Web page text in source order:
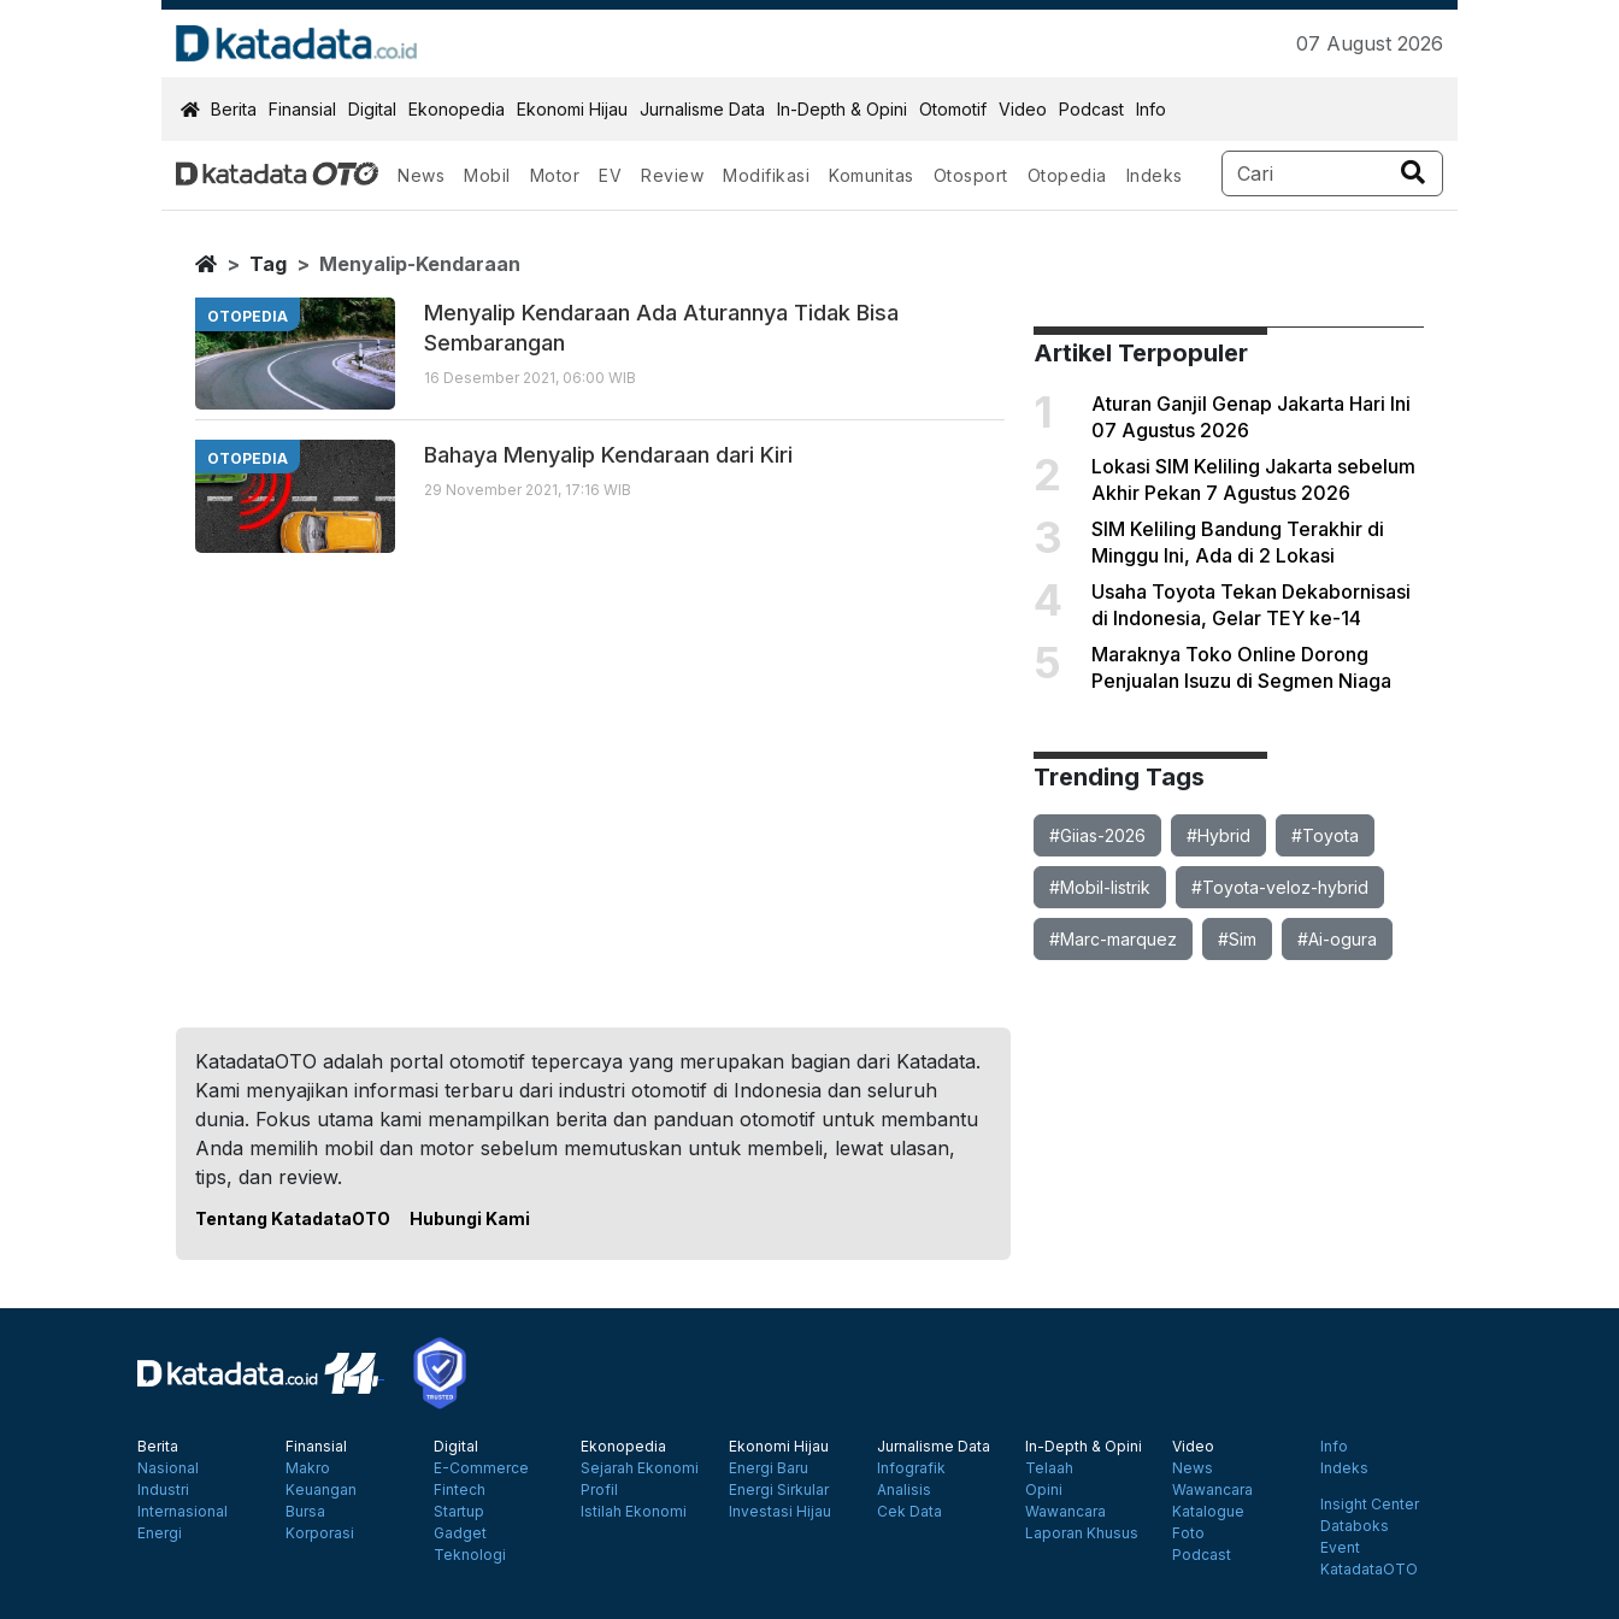
07 August 2026
KatadataOTO
Berita Finansial Digital Ekonopedia Ekonomi Hijau Jurnalisme Data In-Depth & Opini Otomotif Video Podcast Info
News Mobil Motor EV Review Modifikasi Komunitas Otosport Otopedia Indeks
Menyalip Kendaraan
Berita Terbaru
Home
Tag Menyalip-Kendaraan
OTOPEDIA
Menyalip Kendaraan Ada Aturannya Tidak Bisa
Sembarangan
16 Desember 2021, 06:00 WIB
OTOPEDIA Bahaya Menyalip Kendaraan dari Kiri
29 November 2021, 17:16 WIB
Artikel Terpopuler
1
Aturan Ganjil Genap Jakarta Hari Ini
07 Agustus 2026
2
Lokasi SIM Keliling Jakarta sebelum
Akhir Pekan 7 Agustus 2026
3
SIM Keliling Bandung Terakhir di
Minggu Ini, Ada di 2 Lokasi
4
Usaha Toyota Tekan Dekabornisasi
di Indonesia, Gelar TEY ke-14
5
Maraknya Toko Online Dorong
Penjualan Isuzu di Segmen Niaga
Trending Tags
#Giias-2026 #Hybrid #Toyota
#Mobil-listrik #Toyota-veloz-hybrid
#Marc-marquez #Sim #Ai-ogura
KatadataOTO adalah portal otomotif tepercaya yang merupakan bagian dari Katadata.
Kami menyajikan informasi terbaru dari industri otomotif di Indonesia dan seluruh
dunia. Fokus utama kami menampilkan berita dan panduan otomotif untuk membantu
Anda memilih mobil dan motor sebelum memutuskan untuk membeli, lewat ulasan,
tips, dan review.
Tentang KatadataOTO Hubungi Kami
Berita
Nasional
Industri
Internasional
Energi
Finansial
Makro
Keuangan
Bursa
Korporasi
Digital
E-Commerce
Fintech
Startup
Gadget
Teknologi
Ekonopedia
Sejarah Ekonomi
Profil
Istilah Ekonomi
Ekonomi Hijau
Energi Baru
Energi Sirkular
Investasi Hijau
Jurnalisme Data
Infografik
Analisis
Cek Data
In-Depth & Opini
Telaah
Opini
Wawancara
Laporan Khusus
Video
News
Wawancara
Katalogue
Foto
Podcast
Info
Indeks
Insight Center
Databoks
Event
KatadataOTO